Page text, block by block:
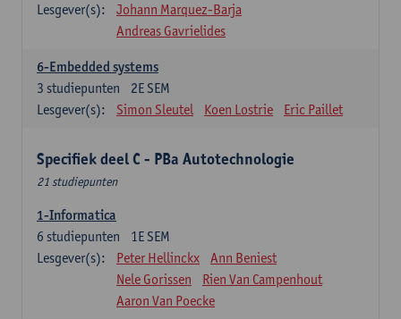
Lesgever(s):
Johann Marquez-Barja
Andreas Gavrielides
6-Embedded systems
2E SEM
3 studiepunten
Lesgever(s):
Simon Sleutel Koen Lostrie Eric Paillet
Specifiek deel C - PBa Autotechnologie
21 studiepunten
1-Informatica
1E SEM
6 studiepunten
Lesgever(s):
Peter Hellinckx
Ann Beniest
Nele Gorissen
Rien Van Campenhout
Aaron Van Poecke